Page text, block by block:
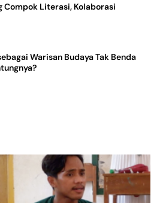
Compok Literasi, Kolaborasi
Warisan Budaya Tak Benda